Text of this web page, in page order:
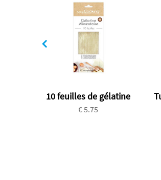
10 feuilles de gélatine
€ 5.75